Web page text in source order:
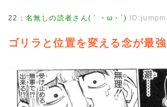
22 ：名無しの読者さん(｀・ω・´)
ゴリラと位置を変える念が最強